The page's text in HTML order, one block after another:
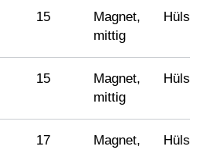
15
Magnet,
mittig
Hülse
15
Magnet,
mittig
Hülse
17
Magnet,
Hülse